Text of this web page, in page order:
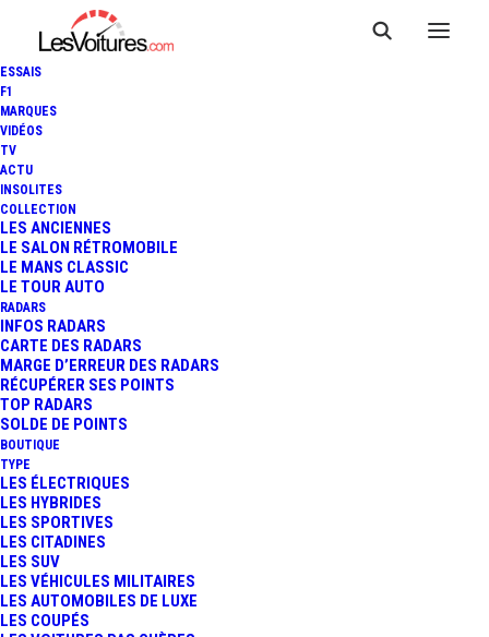
ESSAIS
F1
MARQUES
VIDÉOS
TV
ACTU
INSOLITES
COLLECTION
LES ANCIENNES
LE SALON RÉTROMOBILE
LE MANS CLASSIC
LE TOUR AUTO
RADARS
INFOS RADARS
CARTE DES RADARS
MARGE D’ERREUR DES RADARS
RÉCUPÉRER SES POINTS
TOP RADARS
SOLDE DE POINTS
BOUTIQUE
TYPE
LES ÉLECTRIQUES
LES HYBRIDES
LES SPORTIVES
LES CITADINES
LES SUV
LES VÉHICULES MILITAIRES
LES AUTOMOBILES DE LUXE
LES COUPÉS
PEUGEOT 5008 : 1 263 SUV
POUR NOS FORCES DE
2 Minutes |